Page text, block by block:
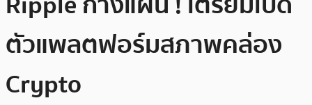
ตัวแพลตฟอร์มสภาพคล่อง
Crypto